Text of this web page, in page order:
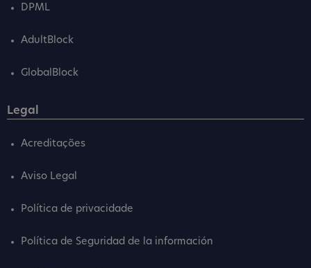
DPML
AdultBlock
GlobalBlock
Legal
Acreditações
Aviso Legal
Política de privacidade
Política de Seguridad de la información